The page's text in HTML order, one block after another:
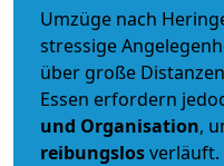
Umzüge nach
stressige
über große
Essen erfordern
und Organisation,
reibungslosverläuft.